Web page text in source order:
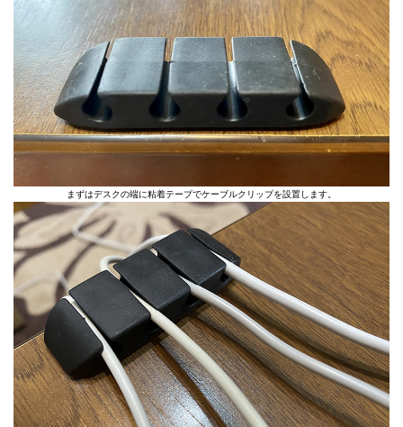
まずはデスクの端に粘着テープでケーブルクリップを設置します。